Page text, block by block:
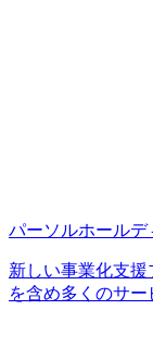
パーソルホール
新しい事業化支援
を含め多くのサ